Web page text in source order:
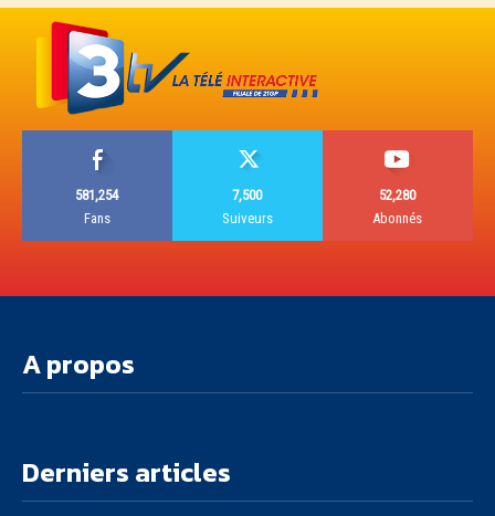
581,254
Fans
7,500
Suiveurs
52,280
Abonnés
A propos
Derniers articles